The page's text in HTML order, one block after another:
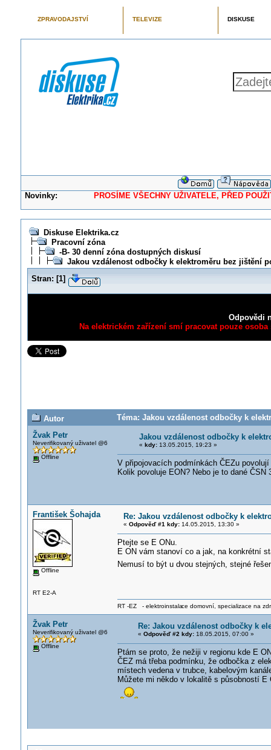
ZPRAVODAJSTVÍ TELEVIZE DISKUSE
Novinky: PROSÍME VŠECHNY UŽIVATELE, PŘED
Diskuse Elektrika.cz
Pracovní zóna
-B- 30 denní zóna dostupných diskusí
Jakou vzdálenost odbočky k elektroměru bez jištění
Stran: [1]
Odpovědi
Na elektrickém zařízení smí pracovat pouze
Autor
Téma: Jakou vzdálenost odbočky k
Žvak Petr
Neverifikovaný uživatel @6
Offline
Jakou vzdálenost odbočky k
« kdy:13.05.2015, 19:23 »
V připojovacích podmínkách ČEZu
Kolik povoluje EON? Nebo je to dané ČSN
František Šohajda
Offline
RT E2-A
Re: Jakou vzdálenost odbočky k
« Odpověď #1 kdy:14.05.2015, 13:30 »
Ptejte se E ONu.
E ON vám stanoví co a jak, na konkrétní
Nemusí to být u dvou stejných, stejné
RT -EZ - elektroinstalace domovní, specializace na
Žvak Petr
Neverifikovaný uživatel @6
Offline
Re: Jakou vzdálenost odbočky k
« Odpověď #2 kdy:18.05.2015, 07:00 »
Ptám se proto, že nežiji v regionu kde E
ČEZ má třeba podmínku, že odbočka z
místech vedena v trubce, kabelovým
Můžete mi někdo v lokalitě s působností E